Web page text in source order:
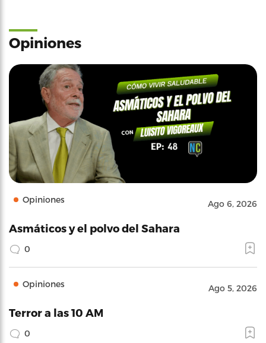
Opiniones
Opiniones Ago 6, 2026
Asmáticos y el polvo del Sahara
0
Opiniones Ago 5, 2026
Terror a las 10 AM
0